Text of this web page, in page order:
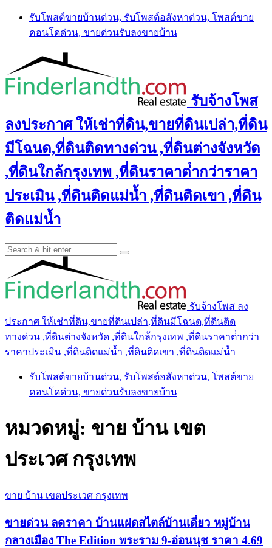
Skip
content
รับโพสต์ขายบ้านด่วน, รับโพสต์อสังหาด่วน, โพสต์ขาย
คอนโดด่วน, ขายด่วนรับลงขายบ้าน
รับจ้างโพส
ลงประกาศ ให้เช่าที่ดิน,ขายที่ดินเปล่า,ที่ดิน
มีโฉนด,ที่ดินติดทางด่วน ,ที่ดินต่างจังหวัด
,ที่ดินใกล้กรุงเทพ ,ที่ดินราคาต่ํากว่าราคา
ประเมิน ,ที่ดินติดแม่น้ำ ,ที่ดินติดเขา ,ที่ดิน
ติดแม่น้ำ
รับจ้างโพส ลง
ประกาศ ให้เช่าที่ดิน,ขายที่ดินเปล่า,ที่ดินมีโฉนด,ที่ดินติด
ทางด่วน ,ที่ดินต่างจังหวัด ,ที่ดินใกล้กรุงเทพ ,ที่ดินราคาต่ํากว่า
ราคาประเมิน ,ที่ดินติดแม่น้ำ ,ที่ดินติดเขา ,ที่ดินติดแม่น้ำ
รับโพสต์ขายบ้านด่วน, รับโพสต์อสังหาด่วน, โพสต์ขาย
คอนโดด่วน, ขายด่วนรับลงขายบ้าน
หมวดหมู่: ขาย บ้าน เขต
ประเวศ กรุงเทพ
ขาย บ้าน เขตประเวศ กรุงเทพ
ขายด่วน ลดราคา บ้านแฝดสไตล์บ้านเดี่ยว หมู่บ้าน
กลางเมือง The Edition พระราม 9-อ่อนนุช ราคา 4.69